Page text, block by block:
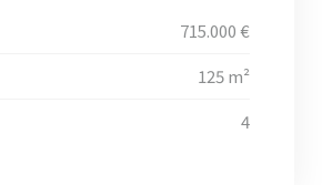
715.000 €
125 m²
4